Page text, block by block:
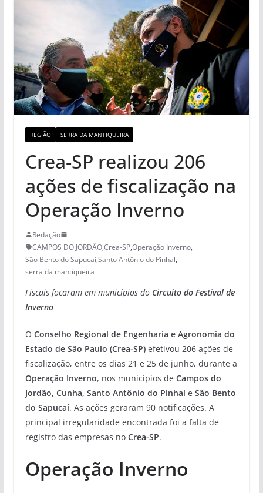
REGIÃO SERRA DA MANTIQUEIRA
Crea-SP realizou 206
ações de fiscalização na
Operação Inverno
Redação
CAMPOS DO JORDÃO,Crea-SP,Operação Inverno,
São Bento do Sapucaí,Santo Antônio do Pinhal,
serra da mantiqueira
Fiscais focaram em municípios do Circuito do Festival de
Inverno
O Conselho Regional de Engenharia e Agronomia do
Estado de São Paulo (Crea-SP)efetivou 206 ações de
fiscalização, entre os dias 21 e 25 de junho, durante a
Operação Inverno, nos municípios de Campos do
Jordão, Cunha, Santo Antônio do Pinhal e São Bento
do Sapucaí. As ações geraram 90 notificações. A
principal irregularidade encontrada foi a falta de
registro das empresas noCrea-SP.
Operação Inverno